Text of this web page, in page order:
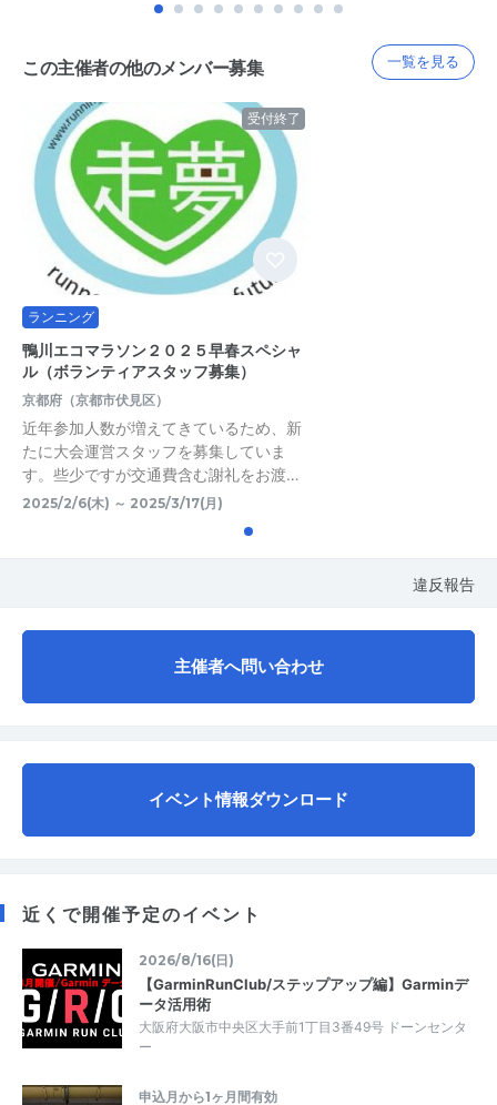
この主催者の他のメンバー募集 一覧を見る
受付終了
ランニング
鴨川エコマラソン２０２５早春スペシャ
ル（ボランティアスタッフ募集）
京都府（京都市伏見区）
近年参加人数が増えてきているため、新
たに大会運営スタッフを募集していま
す。些少ですが交通費含む謝礼をお渡…
2025/2/6(木) ～ 2025/3/17(月)
違反報告
主催者へ問い合わせ
イベント情報ダウンロード
近くで開催予定のイベント
2026/8/16(日)
【GarminRunClub/ステップアップ編】Garminデ
ータ活用術
大阪府大阪市中央区大手前1丁目3番49号 ドーンセンタ
ー
申込月から1ヶ月間有効